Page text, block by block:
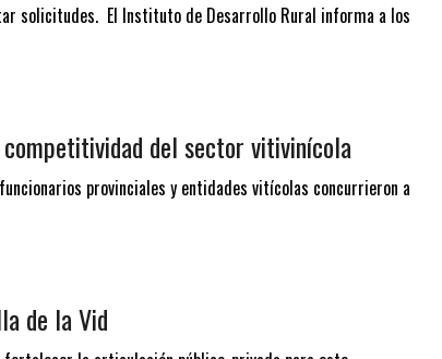
solicitudes. El Instituto de Desarrollo Rural informa a los
del sector vitivinícola
provinciales y entidades vitícolas concurrieron a
de la Vid